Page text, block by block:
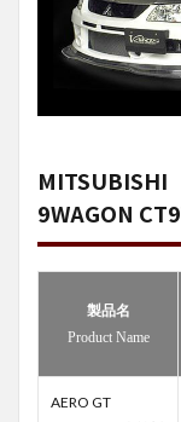
MITSUBISHI
9WAGON
製品名
Product Name
AERO GT